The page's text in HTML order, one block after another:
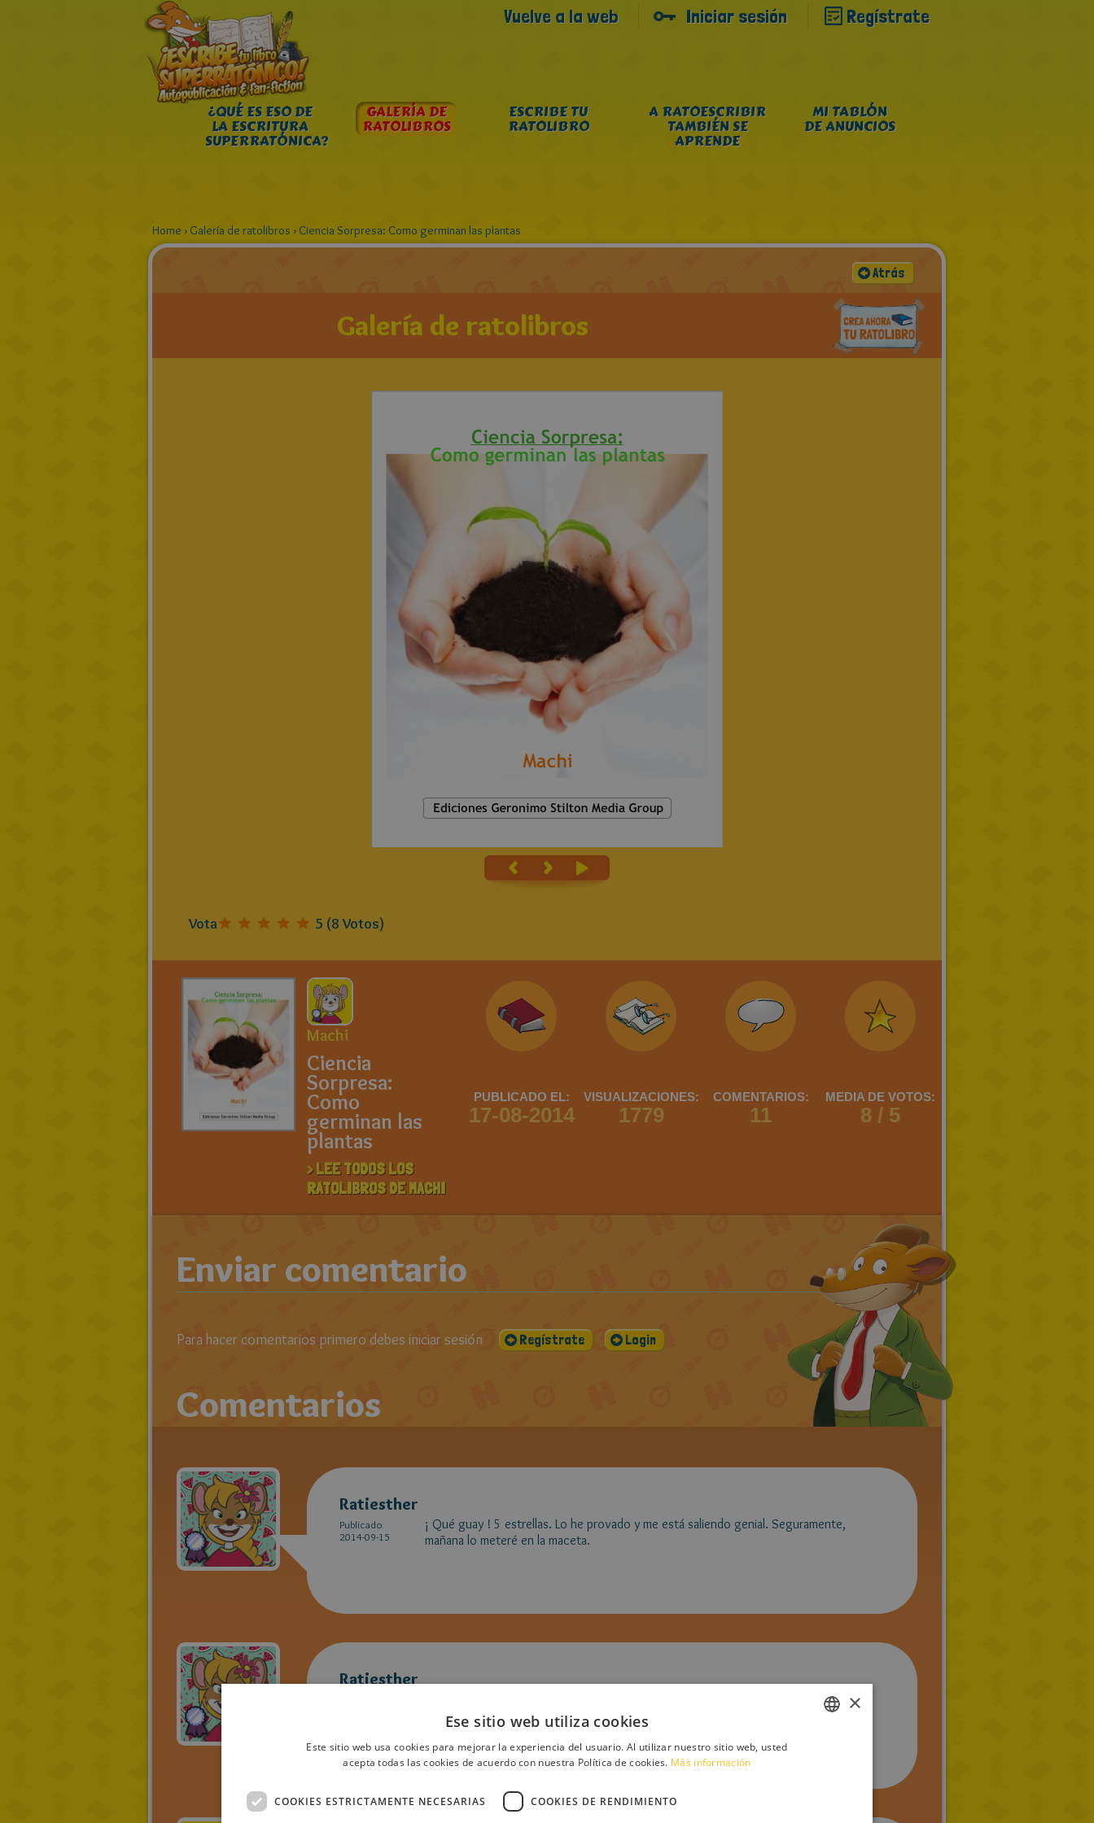
Vuelve a la web Iniciar sesión Regístrate
¿QUÉ ES ESO DE
LA ESCRITURA
SUPERRATÓNICA?
GALERÍA DE
RATOLIBROS
ESCRIBE TU
RATOLIBRO
A RATOESCRIBIR
TAMBIÉN SE
APRENDE
MI TABLÓN
DE ANUNCIOS
Home › Galería de ratolibros › Ciencia Sorpresa: Como germinan las plantas
Galería de ratolibros
Atrás
Vota 5 (8Votos)
Machi
Ciencia
Sorpresa:
Como
germinan las
plantas
> LEE TODOS LOS
RATOLIBROS DE MACHI
PUBLICADO EL:
17-08-2014
VISUALIZACIONES:
1779
COMENTARIOS:
11
MEDIA DE VOTOS:
8 / 5
Enviar comentario
Para hacer comentarios primero debes iniciar sesión Regístrate Login
Comentarios
Ratiesther
Publicado
2014-09-15
¡ Qué guay ! 5 estrellas. Lo he provado y me está saliendo genial. Seguramente,
mañana lo meteré en la maceta.
Ratiesther
×
Ese sitio web utiliza cookies
Este sitio web usa cookies para mejorar la experiencia del usuario. Al utilizar nuestro sitio web, usted
acepta todas las cookies de acuerdo con nuestra Política de cookies. Más información
COOKIES ESTRICTAMENTE NECESARIAS COOKIES DE RENDIMIENTO